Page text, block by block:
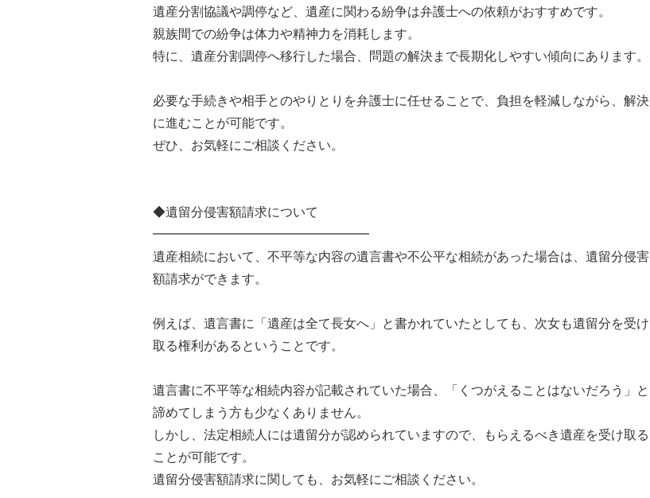
遺産分割協議や調停など、遺産に関わる紛争は弁護士への依頼がおすすめです。
親族間での紛争は体力や精神力を消耗します。
特に、遺産分割調停へ移行した場合、問題の解決まで長期化しやすい傾向にあります。
必要な手続きや相手とのやりとりを弁護士に任せることで、負担を軽減しながら、解決
に進むことが可能です。
ぜひ、お気軽にご相談ください。
◆遺留分侵害額請求について
━━━━━━━━━━━━━━━━━
遺産相続において、不平等な内容の遺言書や不公平な相続があった場合は、遺留分侵害
額請求ができます。
例えば、遺言書に「遺産は全て長女へ」と書かれていたとしても、次女も遺留分を受け
取る権利があるということです。
遺言書に不平等な相続内容が記載されていた場合、「くつがえることはないだろう」と
諦めてしまう方も少なくありません。
しかし、法定相続人には遺留分が認められていますので、もらえるべき遺産を受け取る
ことが可能です。
遺留分侵害額請求に関しても、お気軽にご相談ください。